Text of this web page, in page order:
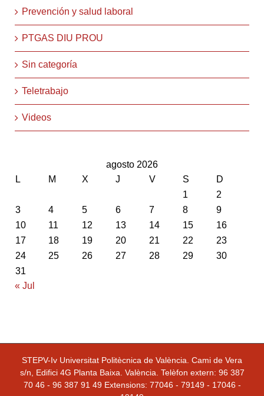
Prevención y salud laboral
PTGAS DIU PROU
Sin categoría
Teletrabajo
Videos
agosto 2026
L
M X J V S
D
1
2
3
4 5 6 7 8
9
10
11 12 13 14 15
16
17
18 19 20 21 22
23
24
25 26 27 28 29
30
31
« Jul
STEPV-Iv Universitat Politècnica de València. Cami de Vera
s/n, Edifici 4G Planta Baixa. València. Telèfon extern: 96 387
70 46 - 96 387 91 49 Extensions: 77046 - 79149 - 17046 -